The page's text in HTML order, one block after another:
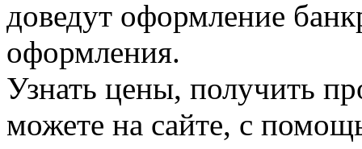
доведут оформление
оформления.
Узнать цены, получить
можете на сайте, с